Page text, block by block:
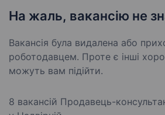
На жаль, вакансію не
Вакансія була видалена або
роботодавцем. Проте є інші
можуть вам підійти.
8 вакансій Продавець-